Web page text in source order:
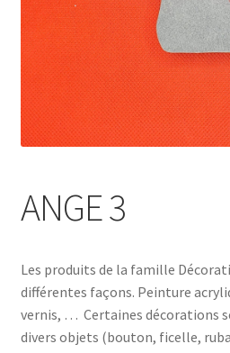
ANGE 3
Les produits de la famille
différentes façons. Peinture
vernis, … Certaines décorations
divers objets (bouton, ficelle,